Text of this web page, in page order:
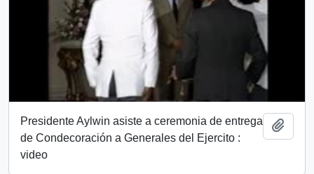
Presidente Aylwin asiste a ceremonia de entrega
de Condecoración a Generales del Ejercito :
video